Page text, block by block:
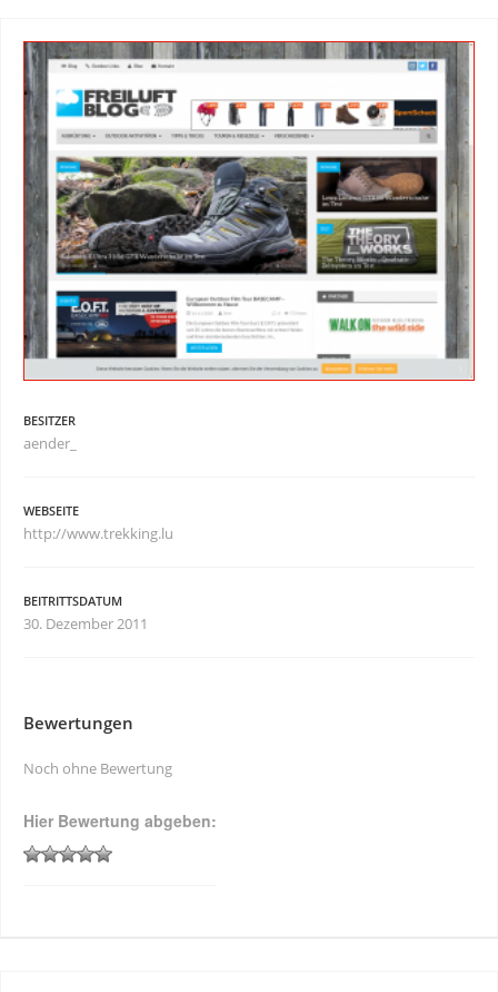
BESITZER
aender_
WEBSEITE
http://www.trekking.lu
BEITRITTSDATUM
30. Dezember 2011
Bewertungen
Noch ohne Bewertung
Hier Bewertung abgeben: